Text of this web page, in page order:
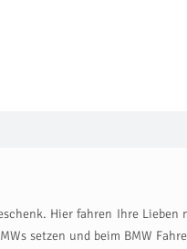
Hier fahren Ihre
setzen und beim BMW